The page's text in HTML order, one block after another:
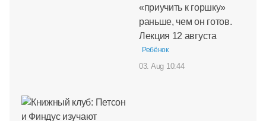
«приучить к горшку»
раньше, чем он готов.
Лекция 12 августа
Ребёнок
03. Aug 10:44